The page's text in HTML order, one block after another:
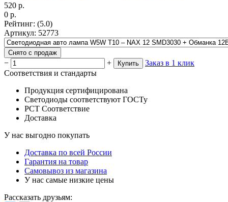
520 р.
0 р.
Рейтинг: (5.0)
Артикул: 52773
Снято с продаж
− + Купить
Заказ в 1 клик
Соответствия и стандарты
Продукция сертифицирована
Светодиоды соответствуют ГОСТу
РСТ Соответствие
Доставка
У нас выгодно покупать
Доставка по всей России
Гарантия на товар
Самовывоз из магазина
У нас самые низкие цены
Рассказать друзьям: